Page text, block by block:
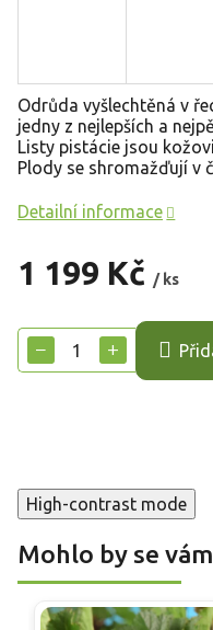
1 199 Kč / ks
cena:
+
−
Odrůda vyšlechtěná v
jedny z nejlepších a
Listy pistácie jsou
Plody se shromažďují v
Detailní informace
High-contrast mode
Mohlo by se